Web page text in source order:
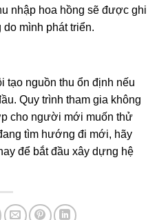
nhập hoa hồng sẽ được ghi
mình phát triển.
tạo nguồn thu ổn định nếu
Quy trình tham gia không
cho người mới muốn thử
tìm hướng đi mới, hãy
để bắt đầu xây dựng hệ